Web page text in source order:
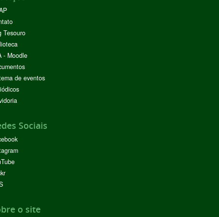
Tesouro
- Moodle
de eventos
Sociais
o site